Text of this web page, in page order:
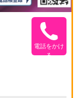
電話をかけ
る